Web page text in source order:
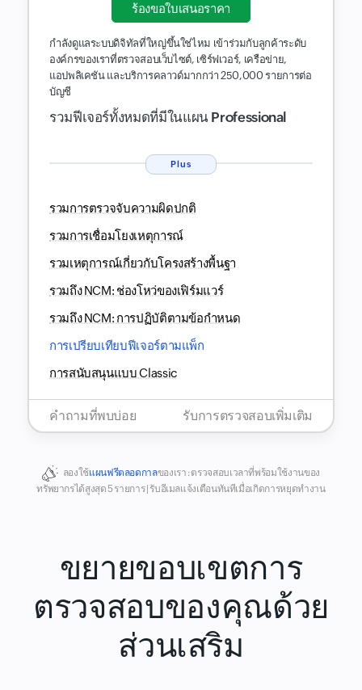
ร้องขอใบเสนอราคา
กำลังดูแลระบบดิจิทัลที่ใหญ่ขึ้นใช่ไหม เข้าร่วมกับลูกค้าระดับ
องค์กรของเราที่ตรวจสอบเว็บไซต์, เซิร์ฟเวอร์, เครือข่าย,
แอปพลิเคชัน และบริการคลาวด์มากกว่า 250,000 รายการต่อ
บัญชี
รวมฟีเจอร์ทั้งหมดที่มีในแผน Professional
Plus
รวมการตรวจจับความผิดปกติ
รวมการเชื่อมโยงเหตุการณ์
รวมเหตุการณ์เกี่ยวกับโครงสร้างพื้นฐา
รวมถึง NCM: ช่องโหว่ของเฟิร์มแวร์
รวมถึง NCM: การปฏิบัติตามข้อกำหนด
การเปรียบเทียบฟีเจอร์ตามแพ็ก
การสนับสนุนแบบ Classic
คำถามที่พบบ่อย รับการตรวจสอบเพิ่มเติม
ลองใช้แผนฟรีตลอดกาลของเรา :ตรวจสอบเวลาที่พร้อมใช้งานของ
ทรัพยากรได้สูงสุด 5 รายการ | รับอีเมลแจ้งเตือนทันทีเมื่อเกิดการหยุดทำงาน
ขยายขอบเขตการ
ตรวจสอบของคุณด้วย
ส่วนเสริม